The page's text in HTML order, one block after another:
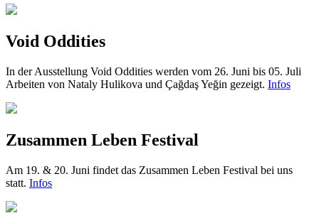
Void Oddities
In der Ausstellung Void Oddities werden vom 26. Juni bis 05. Juli
Arbeiten von Nataly Hulikova und Çağdaş Yeğin gezeigt. Infos
Zusammen Leben Festival
Am 19. & 20. Juni findet das Zusammen Leben Festival bei uns
statt. Infos